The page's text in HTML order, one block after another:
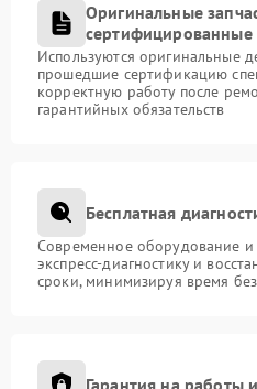
Оригинальные
сертифицированные
Используются оригинальные
прошедшие сертификацию
корректную работу после
гарантийных обязательств
Бесплатная
Современное оборудование и
экспресс-диагностику и
сроки, минимизируя время без
Гарантия на работы